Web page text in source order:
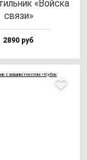
«Вой­ска
свя­зи»
2890 руб